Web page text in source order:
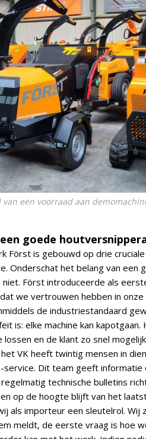
een voorraad aan
goede
Först is gebouwd op drie
Onderschat het belang van een
Först introduceerde als
we vertrouwen hebben in onze
de industriestandaard
is: elke machine kan
en de klant zo snel
VK heeft twintig mensen in
Dit team geeft
technische bulletins
op de hoogte blijft van het
als importeur een sleutelrol. Wij
meldt, de eerste vraag is hoe